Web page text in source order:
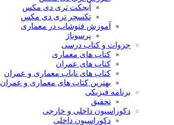
آبجکت تری دی مکس
تکسچر تری دی مکس
آموزش فتوشاپ در معماری
پرسوناژ
جزوات و کتاب درسی
کتاب های معماری
کتاب های عمران
کتاب های نایاب معماری و عمران
بهترین کتاب های معماری و عمران
برنامه فیزیکی
تحقیق
دکوراسیون داخلی و خارجی
دکوراسیون داخلی